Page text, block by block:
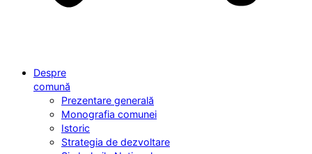
Despre
comună
Prezentare generală
Monografia comunei
Istoric
Strategia de dezvoltare